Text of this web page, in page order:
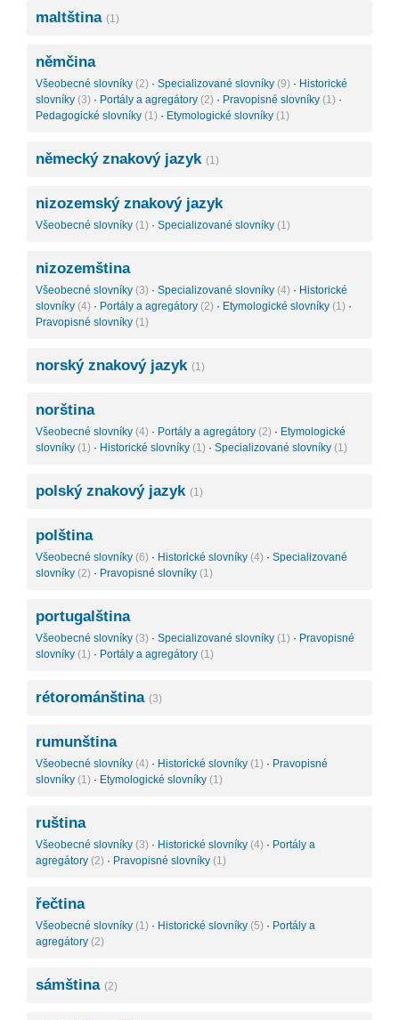
maltština (1)
němčina
Všeobecné slovníky (2) · Specializované slovníky (9) · Historické
slovníky (3) · Portály a agregátory (2) · Pravopisné slovníky (1) ·
Pedagogické slovníky (1) · Etymologické slovníky (1)
německý znakový jazyk (1)
nizozemský znakový jazyk
Všeobecné slovníky (1) · Specializované slovníky (1)
nizozemština
Všeobecné slovníky (3) · Specializované slovníky (4) · Historické
slovníky (4) · Portály a agregátory (2) · Etymologické slovníky (1) ·
Pravopisné slovníky (1)
norský znakový jazyk (1)
norština
Všeobecné slovníky (4) · Portály a agregátory (2) · Etymologické
slovníky (1) · Historické slovníky (1) · Specializované slovníky (1)
polský znakový jazyk (1)
polština
Všeobecné slovníky (6) · Historické slovníky (4) · Specializované
slovníky (2) · Pravopisné slovníky (1)
portugalština
Všeobecné slovníky (3) · Specializované slovníky (1) · Pravopisné
slovníky (1) · Portály a agregátory (1)
rétorománština (3)
rumunština
Všeobecné slovníky (4) · Historické slovníky (1) · Pravopisné
slovníky (1) · Etymologické slovníky (1)
ruština
Všeobecné slovníky (3) · Historické slovníky (4) · Portály a
agregátory (2) · Pravopisné slovníky (1)
řečtina
Všeobecné slovníky (1) · Historické slovníky (5) · Portály a
agregátory (2)
sámština (2)